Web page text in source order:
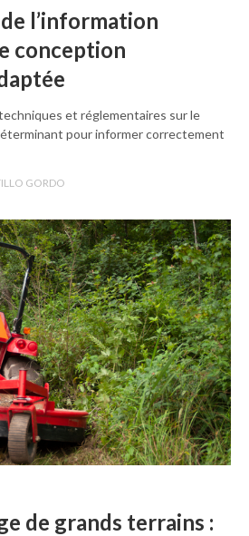
l’information
conception
et réglementaires sur le
pour informer correctement
GORDO
de grands terrains :